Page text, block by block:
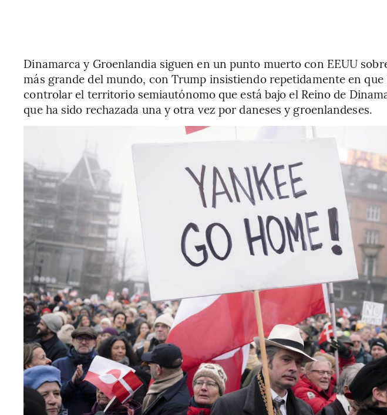
Dinamarca y Groenlandia siguen en un punto muerto con EEUU
más grande del mundo, con Trump insistiendo repetidamente en que
controlar el territorio semiautónomo que está bajo el Reino de
que ha sido rechazada una y otra vez por daneses y groenlandeses.